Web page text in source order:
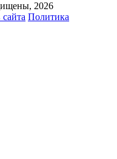
2026
Политика